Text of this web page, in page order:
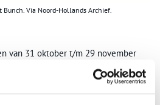
Via Noord-Hollands Archief.
van 31 oktober t/m 29 november
van 9-17 uur en op 16 november.
zijn we op 2 en 3 november 2024